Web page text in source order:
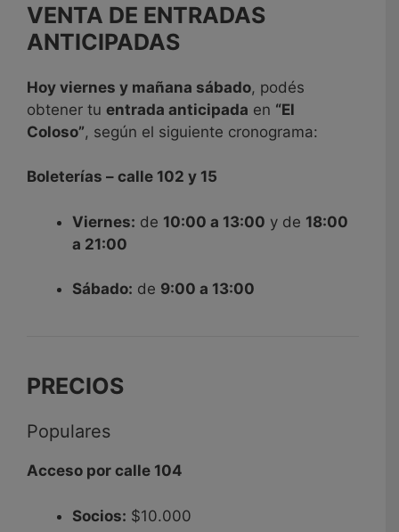
VENTA DE ENTRADAS
ANTICIPADAS
Hoy viernes y mañana sábado, podés
obtener tu entrada anticipada en “El
Coloso”, según el siguiente cronograma:
Boleterías – calle 102 y 15
Viernes: de 10:00 a 13:00 y de 18:00
a 21:00
Sábado: de 9:00 a 13:00
PRECIOS
Populares
Acceso por calle 104
Socios: $10.000